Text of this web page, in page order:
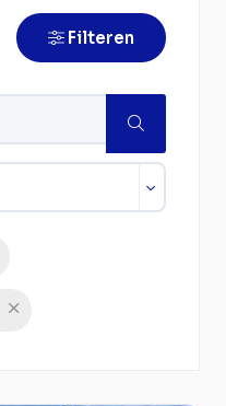
Filteren